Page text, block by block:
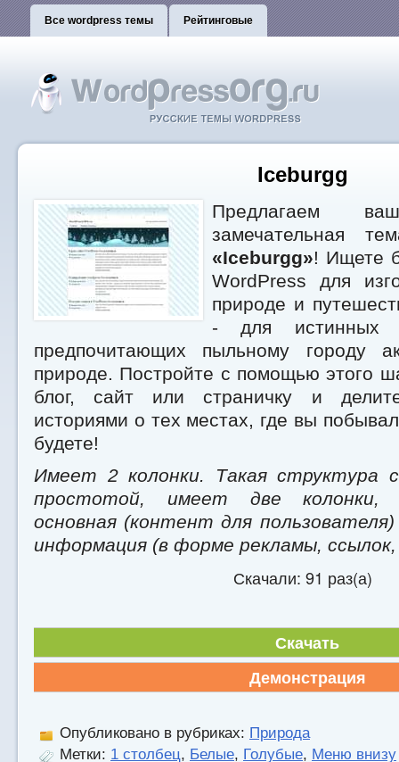
Все wordpress темы Рейтинговые
Iceburgg
Предлагаем
замечательная
«Iceburgg»! Ищете
WordPress для
природе и
- для истинных
предпочитающих пыльному городу
природе. Постройте с помощью этого
блог, сайт или страничку и
историями о тех местах, где вы
будете!
Имеет 2 колонки. Такая структура
простотой, имеет две колонки,
основная (контент для
информация (в форме рекламы, ссылок,
Скачали: 91 раз(а)
Скачать
Демонстрация
Опубликовано в рубриках: Природа
Метки: 1 столбец, Белые, Голубые, Меню внизу